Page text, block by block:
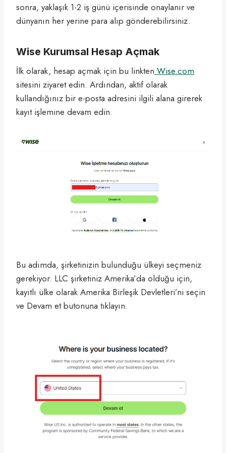
sonra, yaklaşık 1-2 iş günü içerisinde onaylanır ve
dünyanın her yerine para alıp gönderebilirsiniz.
Wise Kurumsal Hesap Açmak
İlk olarak, hesap açmak için bu linkten Wise.com
sitesini ziyaret edin. Ardından, aktif olarak
kullandığınız bir e-posta adresini ilgili alana girerek
kayıt işlemine devam edin.
Bu adımda, şirketinizin bulunduğu ülkeyi seçmeniz
gerekiyor. LLC şirketiniz Amerika’da olduğu için,
kayıtlı ülke olarak Amerika Birleşik Devletleri’ni seçin
ve Devam et butonuna tıklayın.